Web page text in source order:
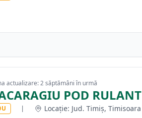
actualizare: 2 săptămâni în urmă
POD RULANT
| Locație: Jud. Timiș, Timisoara